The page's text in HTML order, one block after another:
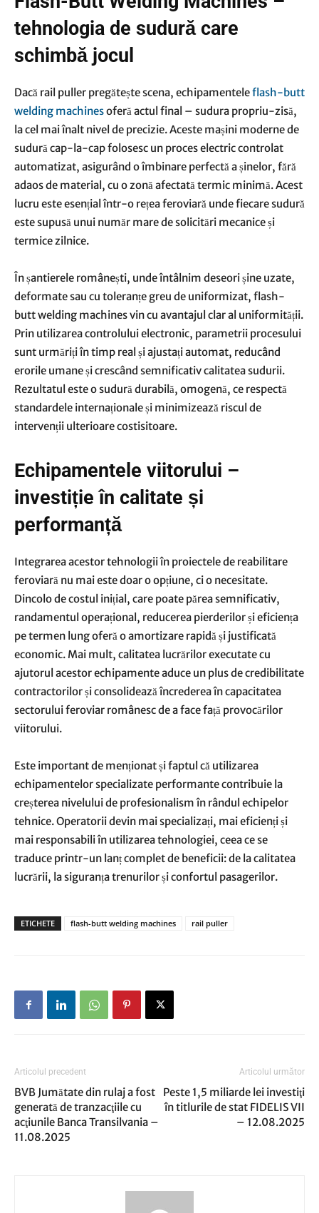
tehnologia de sudură care
schimbă jocul
Dacă rail puller pregătește scena, echipamenteleflash-butt
welding machinesoferă actul final – sudura propriu-zisă,
la cel mai înalt nivel de precizie. Aceste mașini moderne de
sudură cap-la-cap folosesc un proces electric controlat
automatizat, asigurând o îmbinare perfectă a șinelor, fără
adaos de material, cu o zonă afectată termic minimă. Acest
lucru este esențial într-o rețea feroviară unde fiecare sudură
este supusă unui număr mare de solicitări mecanice și
termice zilnice.
În șantierele românești, unde întâlnim deseori șine uzate,
deformate sau cu toleranțe greu de uniformizat, flash-
butt welding machines vin cu avantajul clar al uniformității.
Prin utilizarea controlului electronic, parametrii procesului
sunt urmăriți în timp real și ajustați automat, reducând
erorile umane și crescând semnificativ calitatea sudurii.
Rezultatul este o sudură durabilă, omogenă, ce respectă
standardele internaționale și minimizează riscul de
intervenții ulterioare costisitoare.
Echipamentele viitorului –
investiție în calitate și
performanță
Integrarea acestor tehnologii în proiectele de reabilitare
feroviară nu mai este doar o opțiune, ci o necesitate.
Dincolo de costul inițial, care poate părea semnificativ,
randamentul operațional, reducerea pierderilor și eficiența
pe termen lung oferă o amortizare rapidă și justificată
economic. Mai mult, calitatea lucrărilor executate cu
ajutorul acestor echipamente aduce un plus de credibilitate
contractorilor și consolidează încrederea în capacitatea
sectorului feroviar românesc de a face față provocărilor
viitorului.
Este important de menționat și faptul că utilizarea
echipamentelor specializate performante contribuie la
creșterea nivelului de profesionalism în rândul echipelor
tehnice. Operatorii devin mai specializați, mai eficienți și
mai responsabili în utilizarea tehnologiei, ceea ce se
traduce printr-un lanț complet de beneficii: de la calitatea
lucrării, la siguranța trenurilor și confortul pasagerilor.
ETICHETE flash-butt welding machines rail puller
Articolul precedent
BVB Jumătate din rulaj a fost
generată de tranzacţiile cu
acţiunile Banca Transilvania –
11.08.2025
Articolul următor
Peste 1,5 miliarde lei investiţi
în titlurile de stat FIDELIS VII
– 12.08.2025